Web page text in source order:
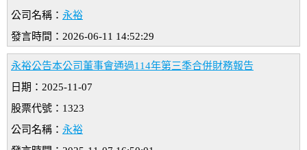
公司名稱： 永裕
發言時間：2026-06-11 14:52:29
永裕公告本公司董事會通過114年第三季合併財務報告
日期：2025-11-07
股票代號：1323
公司名稱： 永裕